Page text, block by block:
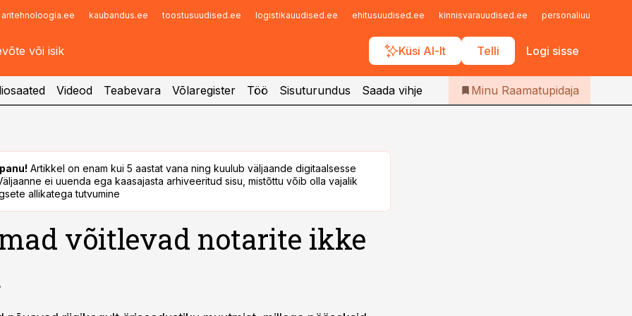
aritehnoloogia.ee kaubandus.ee toostusuudised.ee logistikauudised.ee ehitusuudised.ee kinnisvarauudised.ee personaliuudised.ee
Küsi AI-lt Telli Logi sisse
Infopank
Iseteenindus
Telli Raamatupidaja
Videod Teabevara Võlaregister Töö Sisuturundus Saada vihje Minu Raamatupidaja
Artikkel on enam kui 5 aastat vana ning kuulub väljaande digitaalsesse
ei uuenda ega kaasajasta arhiveeritud sisu, mistõttu võib olla vajalik
allikatega tutvumine
võitlevad notarite ikke